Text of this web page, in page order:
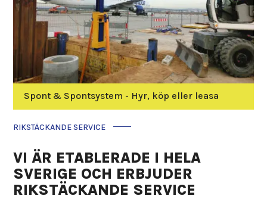
Spont & Spontsystem - Hyr, köp eller leasa
RIKSTÄCKANDE SERVICE
VI ÄR ETABLERADE I HELA
SVERIGE OCH ERBJUDER
RIKSTÄCKANDE SERVICE